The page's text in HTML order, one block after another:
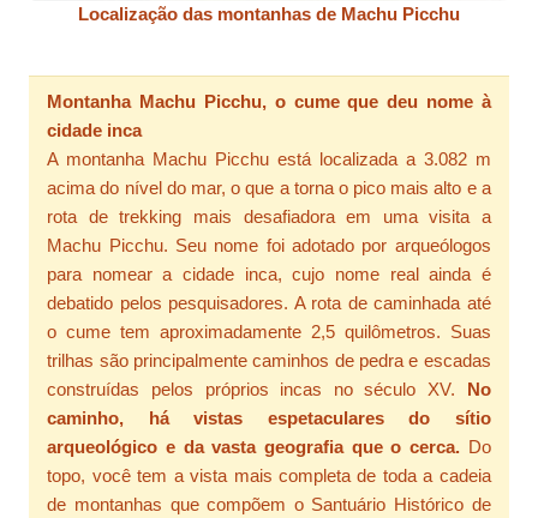
Localização das montanhas de Machu Picchu
Montanha Machu Picchu, o cume que deu nome à
cidade inca
A montanha Machu Picchu está localizada a 3.082 m
acima do nível do mar, o que a torna o pico mais alto e a
rota de trekking mais desafiadora em uma visita a
Machu Picchu. Seu nome foi adotado por arqueólogos
para nomear a cidade inca, cujo nome real ainda é
debatido pelos pesquisadores. A rota de caminhada até
o cume tem aproximadamente 2,5 quilômetros. Suas
trilhas são principalmente caminhos de pedra e escadas
construídas pelos próprios incas no século XV. No
caminho, há vistas espetaculares do sítio
arqueológico e da vasta geografia que o cerca. Do
topo, você tem a vista mais completa de toda a cadeia
de montanhas que compõem o Santuário Histórico de